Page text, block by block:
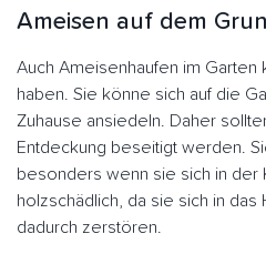
Ameisen auf dem
Auch Ameisenhaufen im Garten
haben. Sie könne sich auf die
Zuhause ansiedeln. Daher
Entdeckung beseitigt werden.
besonders wenn sie sich in der
holzschädlich, da sie sich in
dadurch zerstören.